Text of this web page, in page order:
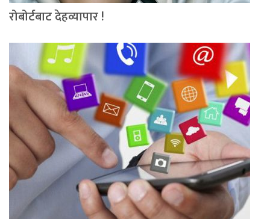
रोबोर्टबाट देहव्यापार !